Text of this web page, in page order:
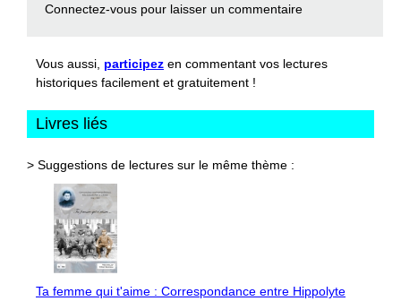
Connectez-vous pour laisser un commentaire
Vous aussi, participez en commentant vos lectures
historiques facilement et gratuitement !
Livres liés
> Suggestions de lectures sur le même thème :
Ta femme qui t'aime : Correspondance entre Hippolyte